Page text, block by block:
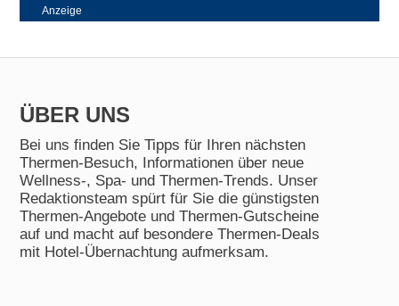
Anzeige
ÜBER UNS
Bei uns finden Sie Tipps für Ihren nächsten
Thermen-Besuch, Informationen über neue
Wellness-, Spa- und Thermen-Trends. Unser
Redaktionsteam spürt für Sie die günstigsten
Thermen-Angebote und Thermen-Gutscheine
auf und macht auf besondere Thermen-Deals
mit Hotel-Übernachtung aufmerksam.